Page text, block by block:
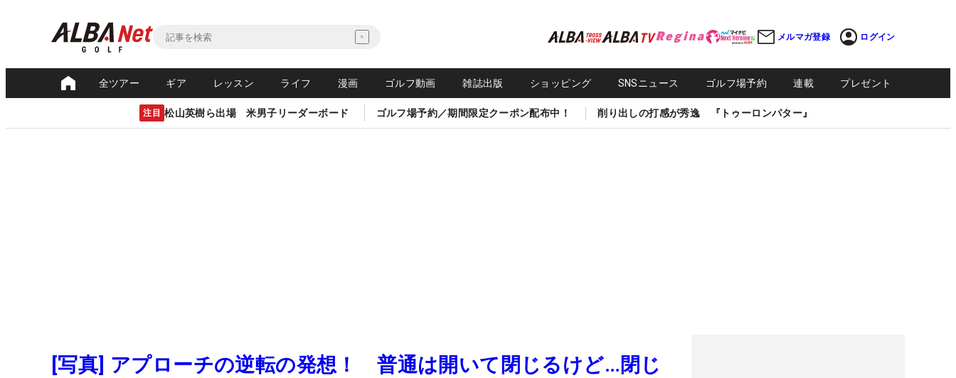
メルマガ登録 ログイン
全ツアー ギア レッスン ライフ 漫画 ゴルフ動画 雑誌出版 ショッピング SNSニュース ゴルフ場予約 連載 プレゼント
注目 松山英樹ら出場 米男子リーダーボード ゴルフ場予約／期間限定クーポン配布中！ 削り出しの打感が秀逸 『トゥーロンパター』
[写真] アプローチの逆転の発想！ 普通は開いて閉じるけど…閉じ